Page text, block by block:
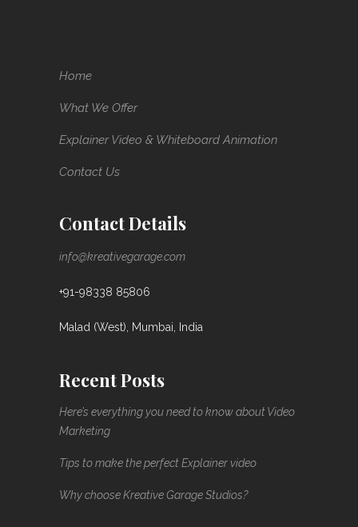
Home
What We Offer
Explainer Video & Whiteboard Animation
Contact Us
Contact Details
info@kreativegarage.com
+91-98338 85806
Malad (West), Mumbai, India
Recent Posts
Here’s everything you need to know about Video
Marketing
Tips to make the perfect Explainer video
Why choose Kreative Garage Studios?